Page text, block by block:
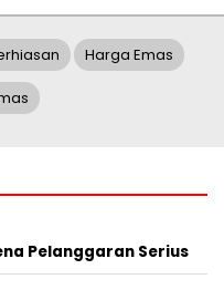
Harga Emas
Pelanggaran Serius